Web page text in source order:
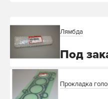
Лямбда
Под
Прокладка